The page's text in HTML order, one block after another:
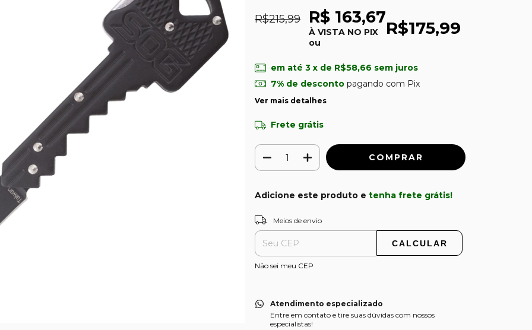
R$215,99 R$ 163,67
À VISTA NO PIX
ou
R$175,99
em até 3 x de R$58,66 sem juros
7% de descontopagando com Pix
Ver mais detalhes
Frete grátis
Adicione este produto e tenha frete grátis!
Entregas para o CEP:
Meios de envio
CALCULAR
Não sei meu CEP
Atendimento especializado
Entre em contato e tire suas dúvidas com nossos
especialistas!